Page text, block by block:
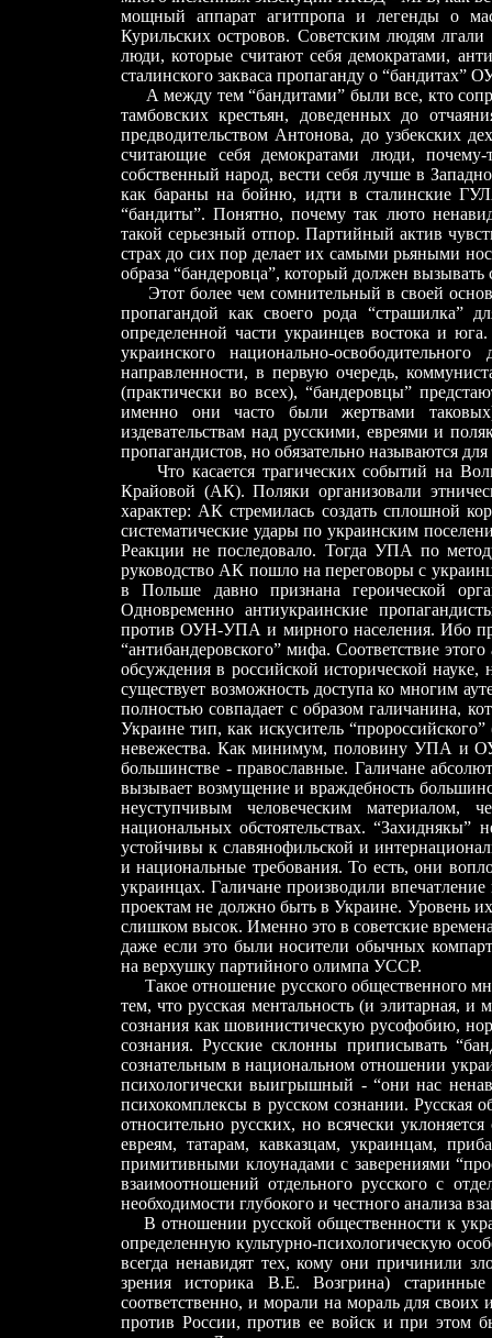
мощный аппарат агитпропа и легенды о
Курильских островов. Советским людям
люди, которые считают себя демократами,
сталинского закваса пропаганду о
А между тем “бандитами” были все, кто
тамбовских крестьян, доведенных до
предводительством Антонова, до узбекских
считающие себя демократами люди,
собственный народ, вести себя лучше в
как бараны на бойню, идти в сталинские
“бандиты”. Понятно, почему так люто
такой серьезный отпор. Партийный актив
страх до сих пор делает их самыми рьяными
образа “бандеровца”, который должен
Этот более чем сомнительный в своей
пропагандой как своего рода “страшилка”
определенной части украинцев востока и
украинского национально-
направленности, в первую очередь,
(практически во всех), “бандеровцы”
именно они часто были жертвами
издевательствам над русскими, евреями и
пропагандистов, но обязательно называются
Что касается трагических событий на
Крайовой (АК). Поляки организовали
характер: АК стремилась создать сплошной
систематические удары по украинским
Реакции не последовало. Тогда УПА по
руководство АК пошло на переговоры с
в Польше давно признана героической
Одновременно антиукраинские
против ОУН-УПА и мирного населения. Ибо
“антибандеровского” мифа. Соответствие
обсуждения в российской исторической
существует возможность доступа ко многим
полностью совпадает с образом галичанина,
Украине тип, как искуситель
невежества. Как минимум, половину УПА и
большинстве - православные. Галичане
вызывает возмущение и враждебность
неуступчивым человеческим материалом,
национальных обстоятельствах.
устойчивы к славянофильской и
и национальные требования. То есть, они
украинцах. Галичане производили
проектам не должно быть в Украине. Уровень
слишком высок. Именно это в советские
даже если это были носители обычных
на верхушку партийного олимпа УССР.
Такое отношение русского общественного
тем, что русская ментальность (и элитарная, и
сознания как шовинистическую русофобию,
сознания. Русские склонны приписывать
сознательным в национальном отношении
психологически выигрышный - “они нас
психокомплексы в русском сознании. Русская
относительно русских, но всячески
евреям, татарам, кавказцам, украинцам,
примитивными клоунадами с заверениями
взаимоотношений отдельного русского с
необходимости глубокого и честного анализа
В отношении русской общественности к
определенную культурно-психологическую
всегда ненавидят тех, кому они причинили
зрения историка В.Е. Возгрина)
соответственно, и морали на мораль для
против России, против ее войск и при этом